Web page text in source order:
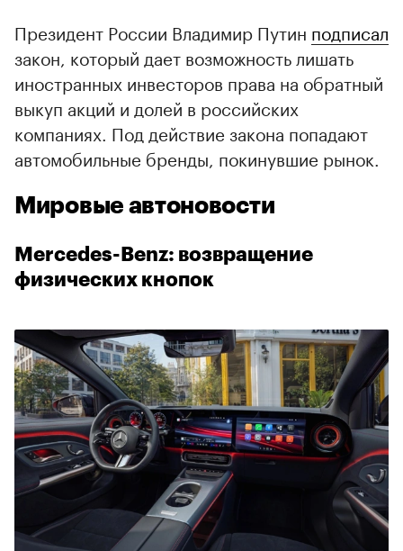
Президент России Владимир Путин подписал
закон, который дает возможность лишать
иностранных инвесторов права на обратный
выкуп акций и долей в российских
компаниях. Под действие закона попадают
автомобильные бренды, покинувшие рынок.
Мировые автоновости
Mercedes-Benz: возвращение
физических кнопок